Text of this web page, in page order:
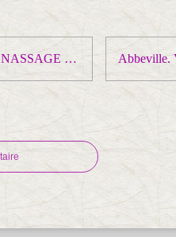
La technique policière de « NASSAGE » d’une MANIFESTATION est ILLÉGALE !